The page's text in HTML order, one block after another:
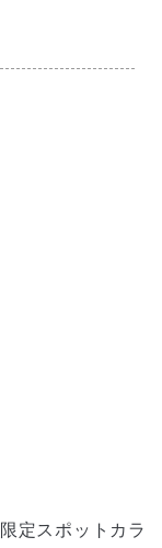
定スポットカラ